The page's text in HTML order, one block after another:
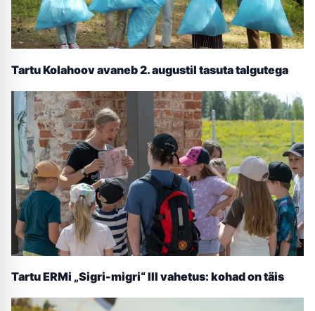
Tartu Kolahoov avaneb 2. augustil tasuta talgutega
Tartu ERMi „Sigri-migri“ III vahetus: kohad on täis